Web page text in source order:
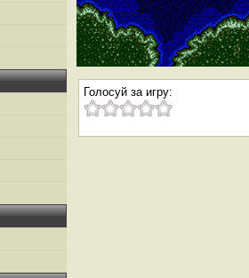
Голосуй за игру: